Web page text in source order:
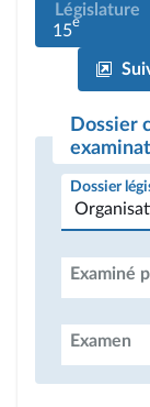
Législature
15e
Dossier
Dossier
Examiné
Examen